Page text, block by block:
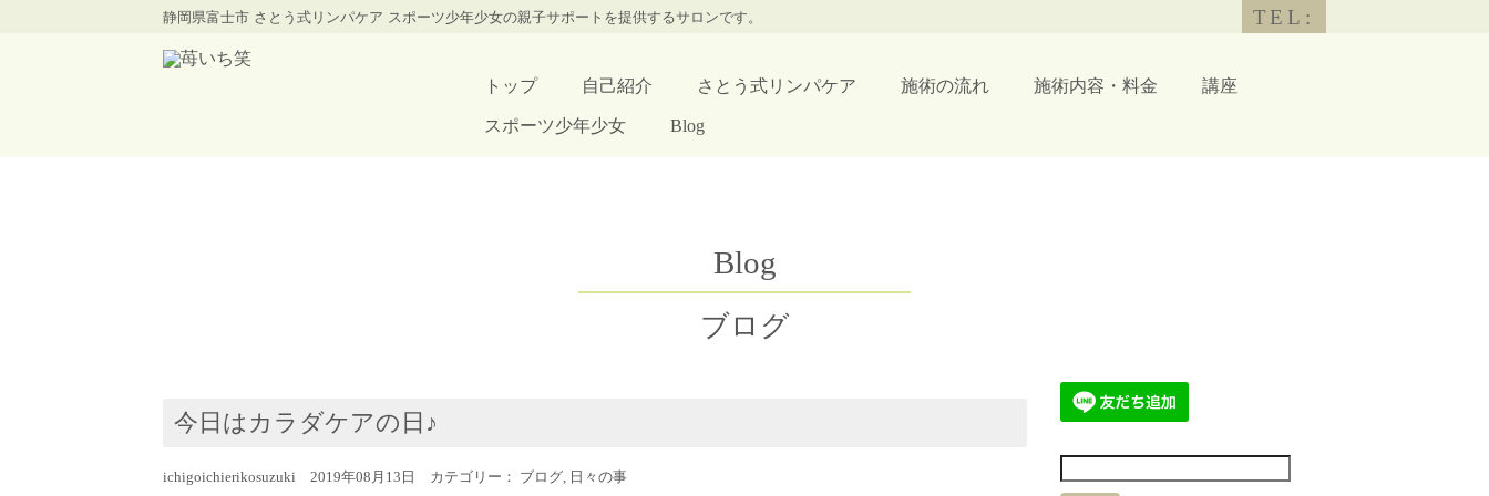
静岡県富士市 さとう式リンパケア スポーツ少年少女の親子サポートを提供するサロンです。 TEL:
トップ 自己紹介 さとう式リンパケア 施術の流れ 施術内容・料金 講座
スポーツ少年少女 Blog
Blog
ブログ
今日はカラダケアの日♪
ichigoichierikosuzuki 2019年08月13日 カテゴリー： ブログ, 日々の事